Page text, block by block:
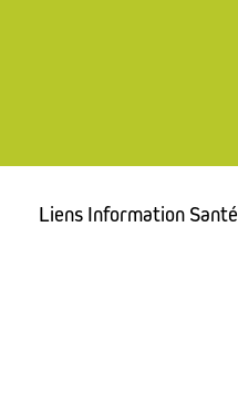
Liens Information Santé